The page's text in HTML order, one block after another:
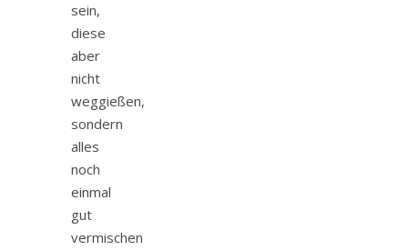
sein,
diese
aber
nicht
weggießen,
sondern
alles
noch
einmal
gut
vermischen